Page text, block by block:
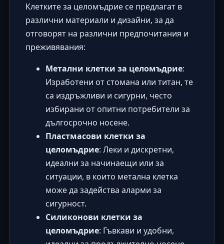
Клетките за целомъдрие се предлагат в
различни материали и дизайни, за да
отговорят на различни предпочитания и
преживявания:
Метални клетки за целомъдрие:
Изработени от стомана или титан, те
са издръжливи и сигурни, често
избирани от опитни потребители за
дългосрочно носене.
Пластмасови клетки за
целомъдрие: Леки и дискретни,
идеални за начинаещи или за
ситуации, в които метална клетка
може да задейства аларми за
сигурност.
Силиконови клетки за
целомъдрие: Гъвкави и удобни,